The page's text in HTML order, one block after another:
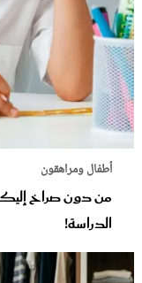
أطفال ومراهقون
من دون صراخ إليك
الدراسة!